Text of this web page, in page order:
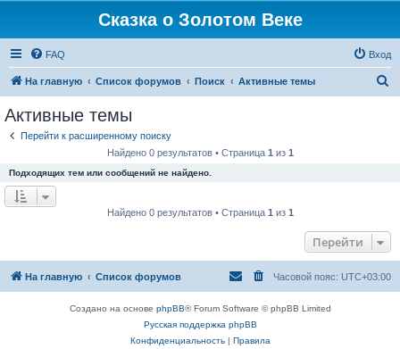
Сказка о Золотом Веке
FAQ Вход
На главную Список форумов Поиск Активные темы
Активные темы
Перейти к расширенному поиску
Найдено 0 результатов • Страница 1 из 1
Подходящих тем или сообщений не найдено.
Найдено 0 результатов • Страница 1 из 1
Перейти
На главную Список форумов Часовой пояс: UTC+03:00
Создано на основе phpBB® Forum Software © phpBB Limited
Русская поддержка phpBB
Конфиденциальность| Правила